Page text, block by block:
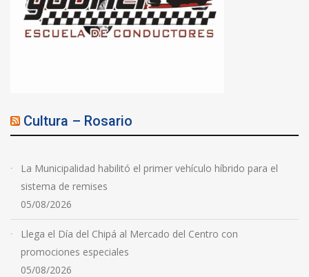
Cultura – Rosario
La Municipalidad habilitó el primer vehículo híbrido para el
sistema de remises
05/08/2026
Llega el Día del Chipá al Mercado del Centro con
promociones especiales
05/08/2026